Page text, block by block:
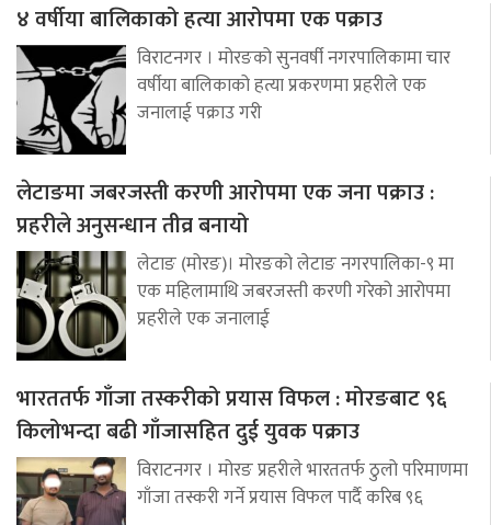
४ वर्षीया बालिकाको हत्या आरोपमा एक पक्राउ
विराटनगर । मोरङको सुनवर्षी नगरपालिकामा चार
वर्षीया बालिकाको हत्या प्रकरणमा प्रहरीले एक
जनालाई पक्राउ गरी
लेटाङमा जबरजस्ती करणी आरोपमा एक जना पक्राउ :
प्रहरीले अनुसन्धान तीव्र बनायो
लेटाङ (मोरङ)। मोरङको लेटाङ नगरपालिका-९ मा
एक महिलामाथि जबरजस्ती करणी गरेको आरोपमा
प्रहरीले एक जनालाई
भारततर्फ गाँजा तस्करीको प्रयास विफल : मोरङबाट ९६
किलोभन्दा बढी गाँजासहित दुई युवक पक्राउ
विराटनगर । मोरङ प्रहरीले भारततर्फ ठुलो परिमाणमा
गाँजा तस्करी गर्ने प्रयास विफल पार्दै करिब ९६